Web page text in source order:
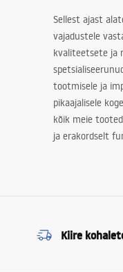
Sellest ajast
vajadustele
kvaliteetsete ja
tootmisele ja
pikaajalisele
kõik meie
ja erakordselt
Kiire